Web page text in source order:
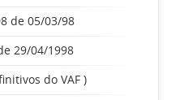
de 05/03/98
29/04/1998
do VAF )